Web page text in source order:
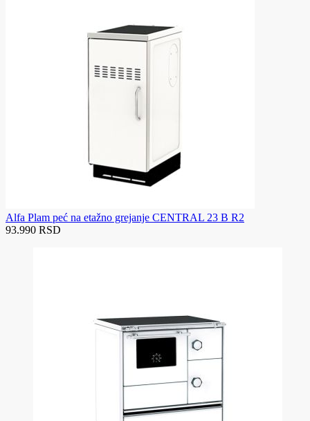
Alfa Plam peć na etažno grejanje CENTRAL 23 B R2
93.990 RSD